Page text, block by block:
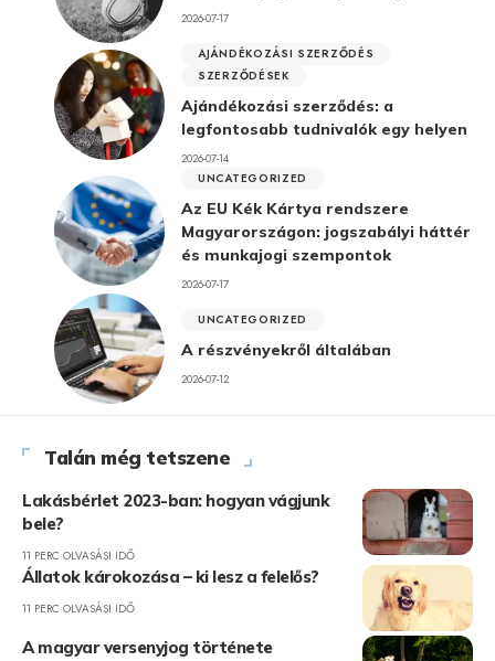
2026-07-17
AJÁNDÉKOZÁSI SZERZŐDÉS
SZERZŐDÉSEK
Ajándékozási szerződés: a
legfontosabb tudnivalók egy helyen
2026-07-14
UNCATEGORIZED
Az EU Kék Kártya rendszere
Magyarországon: jogszabályi háttér
és munkajogi szempontok
2026-07-17
UNCATEGORIZED
A részvényekről általában
2026-07-12
Talán még tetszene
Lakásbérlet 2023-ban: hogyan vágjunk
bele?
11 PERC OLVASÁSI IDŐ
Állatok károkozása – ki lesz a felelős?
11 PERC OLVASÁSI IDŐ
A magyar versenyjog története